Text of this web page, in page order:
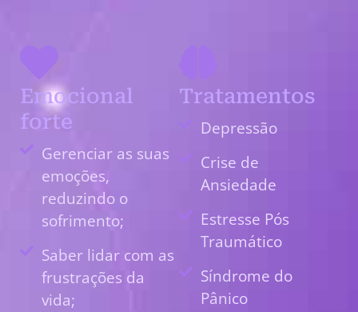
Emocional
forte
Gerenciar as suas
emoções,
reduzindo o
sofrimento;
Saber lidar com as
frustrações da
vida;
Tratamentos
Depressão
Crise de
Ansiedade
Estresse Pós
Traumático
Síndrome do
Pânico